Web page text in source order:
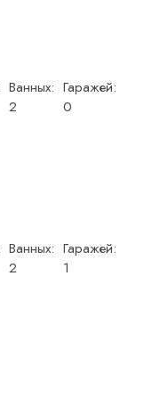
Ванных:
2
Гаражей:
0
Ванных:
2
Гаражей:
1